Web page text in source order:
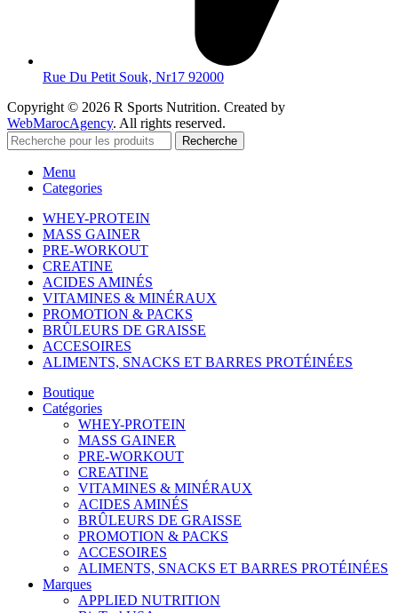
Rue Du Petit Souk, Nr17 92000
Copyright © 2026 R Sports Nutrition. Created by
WebMarocAgency. All rights reserved.
Recherche
Menu
Categories
WHEY-PROTEIN
MASS GAINER
PRE-WORKOUT
CREATINE
ACIDES AMINÉS
VITAMINES & MINÉRAUX
PROMOTION & PACKS
BRÛLEURS DE GRAISSE
ACCESOIRES
ALIMENTS, SNACKS ET BARRES PROTÉINÉES
Boutique
Catégories
WHEY-PROTEIN
MASS GAINER
PRE-WORKOUT
CREATINE
VITAMINES & MINÉRAUX
ACIDES AMINÉS
BRÛLEURS DE GRAISSE
PROMOTION & PACKS
ACCESOIRES
ALIMENTS, SNACKS ET BARRES PROTÉINÉES
Marques
APPLIED NUTRITION